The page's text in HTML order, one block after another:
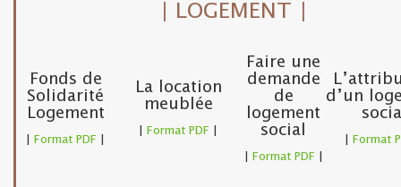
| LOGEMENT |
Fonds de
Solidarité
Logement
Format PDF
La location
meublée
Format PDF
Faire une
demande
de
logement
social
Format PDF
d’un
Format